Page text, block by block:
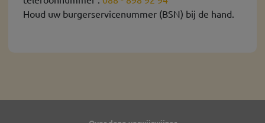
Houd uw burgerservicenummer (BSN) bij de hand.